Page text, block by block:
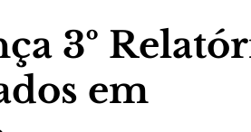
3º
em